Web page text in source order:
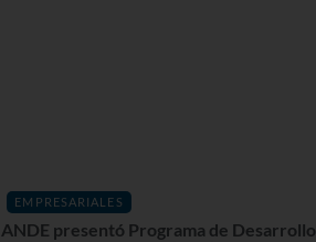
EMPRESARIALES
ANDE presentó Programa de Desarrollo